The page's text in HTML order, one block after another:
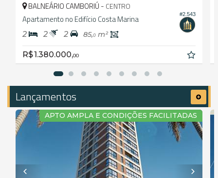
#2.543
BALNEÁRIO CAMBORIÚ - CENTRO
Apartamento no Edifício Costa Marina
2 2 2 85,0 m²
R$ 1.380.000,00
Lançamentos
APTO AMPLA E CONDIÇÕES FACILITADAS